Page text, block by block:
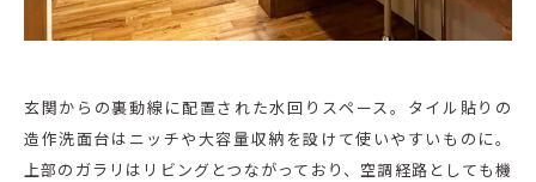
玄関からの裏動線に配置された水回りスペース。タイル貼りの
造作洗面台はニッチや大容量収納を設けて使いやすいものに。
上部のガラリはリビングとつながっており、空調経路としても機